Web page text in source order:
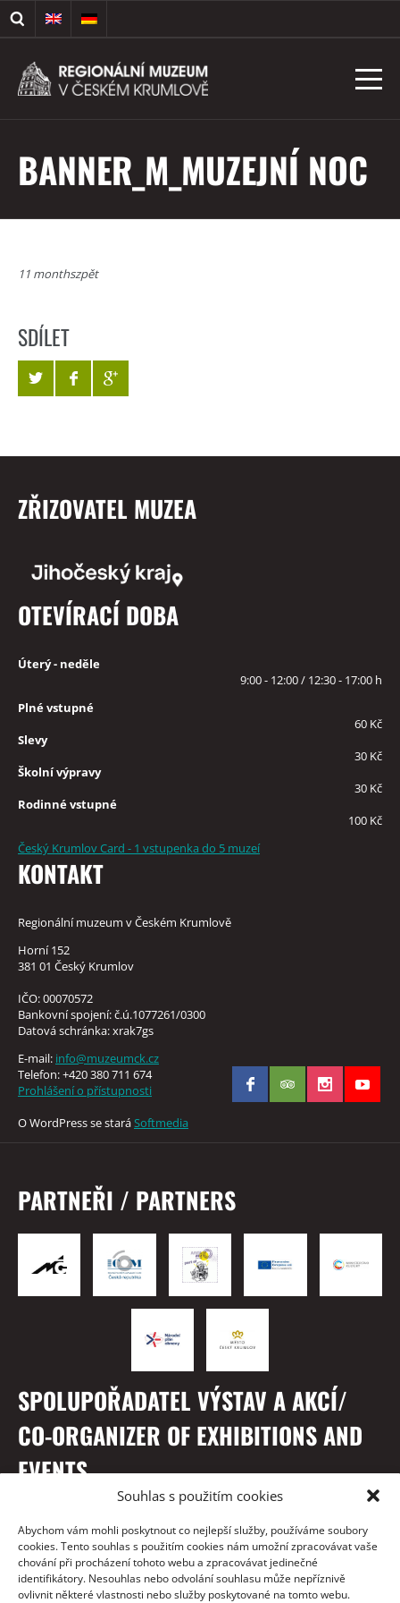
Souhlas s použitím cookies
Abychom vám mohli poskytnout co nejlepší služby, používáme soubory
cookies. Tento souhlas s použitím cookies nám umožní zpracovávat vaše
chování při procházení tohoto webu a zpracovávat jedinečné
identifikátory. Nesouhlas nebo odvolání souhlasu může nepříznivě
ovlivnit některé vlastnosti nebo služby poskytované na tomto webu.
BANNER_M_MUZEJNÍ NOC
11 monthszpět
SDÍLET
ZŘIZOVATEL MUZEA
OTEVÍRACÍ DOBA
Úterý - neděle
9:00 - 12:00 / 12:30 - 17:00 h
Plné vstupné
60 Kč
Slevy
30 Kč
Školní výpravy
30 Kč
Rodinné vstupné
100 Kč
Český Krumlov Card - 1 vstupenka do 5 muzeí
KONTAKT
Regionální muzeum v Českém Krumlově
Horní 152
381 01 Český Krumlov
IČO: 00070572
Bankovní spojení: č.ú.1077261/0300
Datová schránka: xrak7gs
E-mail: info@muzeumck.cz
Telefon: +420 380 711 674
Prohlášení o přístupnosti
O WordPress se staráSoftmedia
PARTNEŘI / PARTNERS
SPOLUPOŘADATEL VÝSTAV A AKCÍ/
CO-ORGANIZER OF EXHIBITIONS AND
EVENTS